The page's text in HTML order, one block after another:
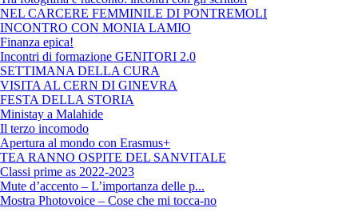
NEL CARCERE FEMMINILE DI PONTREMOLI
INCONTRO CON MONIA LAMIO
Finanza epica!
Incontri di formazione GENITORI 2.0
SETTIMANA DELLA CURA
VISITA AL CERN DI GINEVRA
FESTA DELLA STORIA
Ministay a Malahide
Il terzo incomodo
Apertura al mondo con Erasmus+
TEA RANNO OSPITE DEL SANVITALE
Classi prime as 2022-2023
Mute d’accento – L’importanza delle p...
Mostra Photovoice – Cose che mi tocca-no